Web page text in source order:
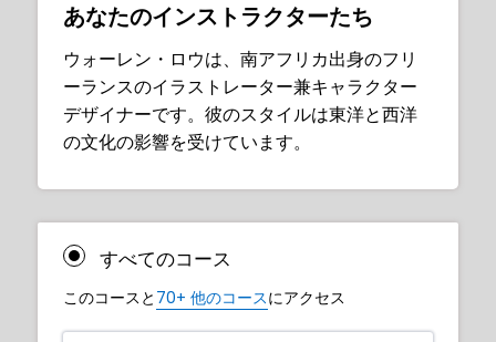
あなたのインストラクターたち
ウォーレン・ロウは、南アフリカ出身のフリ
ーランスのイラストレーター兼キャラクター
デザイナーです。彼のスタイルは東洋と西洋
の文化の影響を受けています。
すべてのコース
このコースと 70+ 他のコースにアクセス